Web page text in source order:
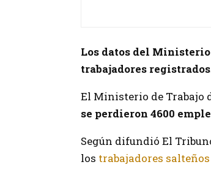
Los datos del Ministerio
trabajadores
El Ministerio de Trabajo
se perdieron 4600
Según difundió El
los trabajadores salteños